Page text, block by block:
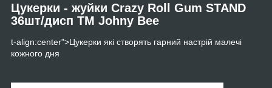
Цукерки - жуйки Crazy Roll Gum STAND
36шт/дисп TM Johny Bee
t-align:center">Цукерки які створять гарний настрій малечі
кожного дня